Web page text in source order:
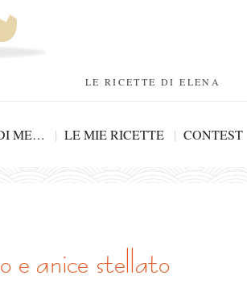
LE RICETTE DI ELENA
ME… LE MIE RICETTE CONTEST
e anice stellato